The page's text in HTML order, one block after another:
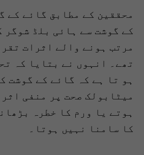
محققین کے مطابق گائے کے
کے گوشت سے ہائی بلڈ شوگر
مرتب ہونے والے اثرات
تھے۔ انہوں نے بتایا کہ
ہو تا ہے کہ گائے کے گوشت
میٹابولک صحت پر منفی
ہوتے یا ورم کا خطرہ
کا سامنا نہیں ہوتا۔